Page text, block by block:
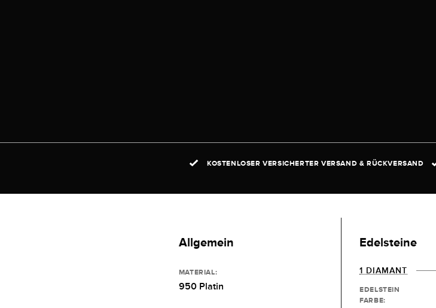
KOSTENLOSER VERSICHERTER VERSAND & RÜCKVERSAND
Allgemein
MATERIAL:
950 Platin
Edelsteine
1 DIAMANT
EDELSTEIN
FARBE: